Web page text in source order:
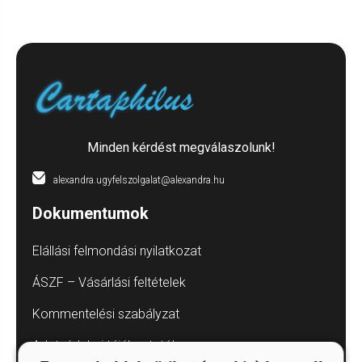
Minden kérdést megválaszolunk!
alexandra.ugyfelszolgalat@alexandra.hu
Dokumentumok
Elállási felmondási nyilatkozat
ÁSZF – Vásárlási feltételek
Kommentelési szabályzat
Adatvédelmi tájékoztatók